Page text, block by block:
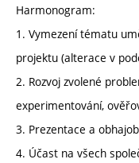
Harmonogram:
1. Vymezení tématu
projektu (alterace v
2. Rozvoj zvolené
experimentování,
3. Prezentace a
4. Účast na všech